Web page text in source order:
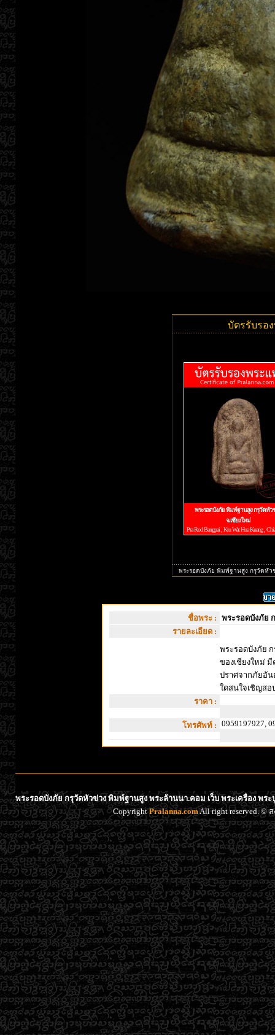
บัตรรับรอง
พระรอดบังภัย พิมพ์ฐานสูง กรุวัดหัว
จ.เชียงใหม่
Pra Rod Bangpai , Kru Wat Hua Kuang ,
ID : B5900938
พระรอดบังภัย พิมพ์ฐานสูง กรุวัดหัว
ชื่อพระ : พระรอดบังภัย
รายละเอียด :
พระรอดบังภัย
ของเชียงใหม่
ปราศจากภัยอัน
ใดสนใจเชิญสอ
ราคา :
โทรศัพท์ : 0959197927,
พระรอดบังภัย กรุวัดหัวข่วง พิมพ์ฐานสูง พระล้านนา.คอม เว็บ พระเครื่อง พ
CopyrightPralanna.comAll right reserved. ©